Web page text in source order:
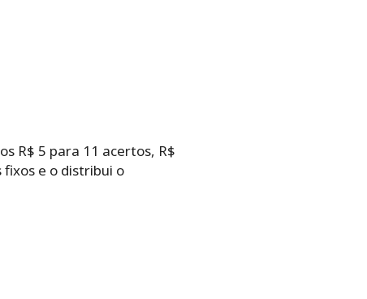
R$ 5 para 11 acertos, R$
fixos e o distribui o